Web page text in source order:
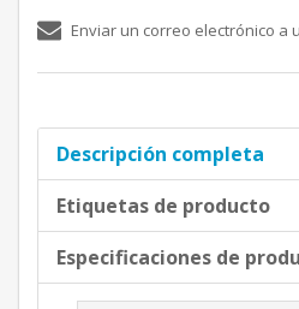
Enviar un correo electrónico a
Descripción completa
Etiquetas de producto
Especificaciones de